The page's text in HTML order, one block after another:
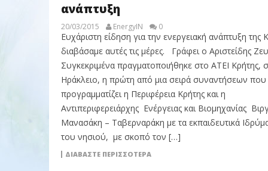
ανάπτυξη
20/03/2015 EnergyIN 0
Ευχάριστη είδηση για την ενεργειακή ανάπτυξη της
διαβάσαμε αυτές τις μέρες. Γράφει ο Αριστείδης
Συγκεκριμένα πραγματοποιήθηκε στο ΑΤΕΙ Κρήτης,
Ηράκλειο, η πρώτη από μια σειρά συναντήσεων που
προγραμματίζει η Περιφέρεια Κρήτης και η
Αντιπεριφερειάρχης Ενέργειας και Βιομηχανίας
Μανασάκη – Ταβερναράκη με τα εκπαιδευτικά
του νησιού, με σκοπό τον […]
ΔΙΑΒΆΣΤΕ ΠΕΡΙΣΣΌΤΕΡΑ